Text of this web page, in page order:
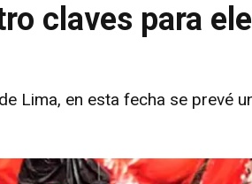
claves para
Lima, en esta fecha se prevé